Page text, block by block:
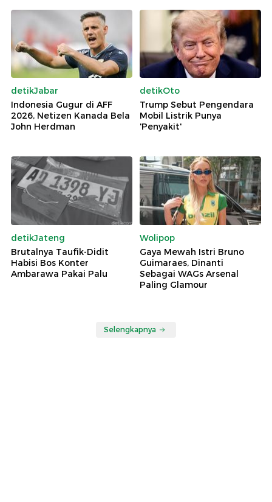
detikJabar
Indonesia Gugur di AFF
2026, Netizen Kanada Bela
John Herdman
detikOto
Trump Sebut Pengendara
Mobil Listrik Punya
'Penyakit'
detikJateng
Brutalnya Taufik-Didit
Habisi Bos Konter
Ambarawa Pakai Palu
Wolipop
Gaya Mewah Istri Bruno
Guimaraes, Dinanti
Sebagai WAGs Arsenal
Paling Glamour
Selengkapnya